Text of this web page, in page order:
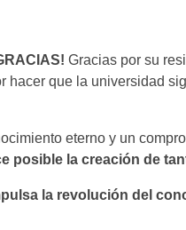
Gracias por su
hacer que la universidad
eterno y un
posible la creación de
la revolución del